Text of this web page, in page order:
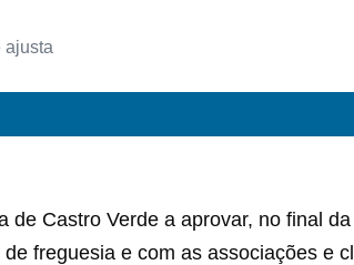
de Castro Verde a aprovar, no final da
freguesia e com as associações e